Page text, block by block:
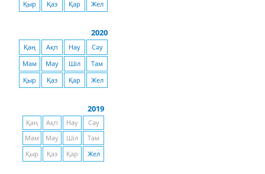
Қыр
Қаз Қар Жел
2020
Қаң Ақп Нау
Сәу
Мам
Мау Шіл
Там
Қыр
Қаз Қар Жел
2019
Қаң Ақп Нау
Сәу
Мам
Мау Шіл
Там
Қыр
Қаз Қар Жел